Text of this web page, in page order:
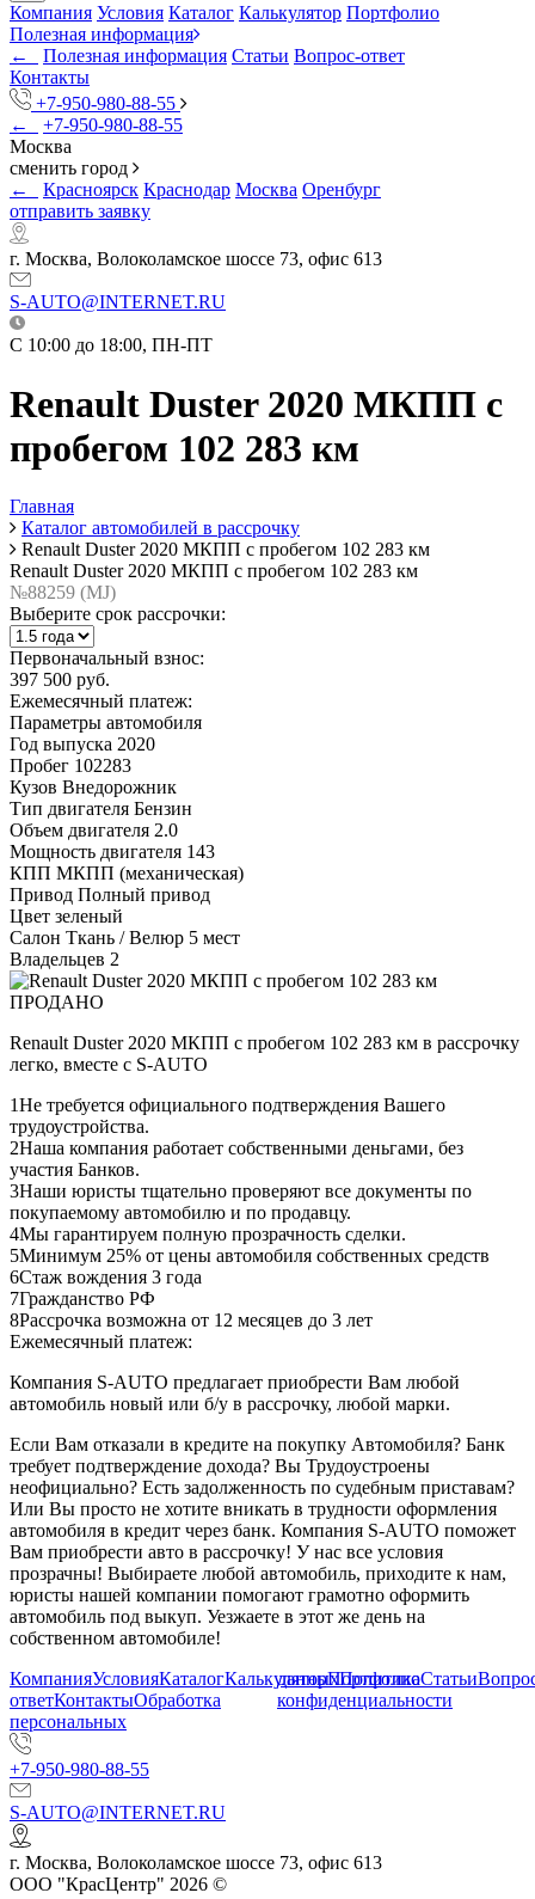
Компания Условия Каталог Калькулятор Портфолио
Полезная информация
←
Полезная информация Статьи Вопрос-ответ
Контакты
+7-950-980-88-55
←
+7-950-980-88-55
Москва
сменить город
←
Красноярск Краснодар Москва Оренбург
отправить заявку
г. Москва, Волоколамское шоссе 73, офис 613
S-AUTO@INTERNET.RU
C 10:00 до 18:00, ПН-ПТ
Renault Duster 2020 МКПП с
пробегом 102 283 км
Главная
Каталог автомобилей в рассрочку
Renault Duster 2020 МКПП с пробегом 102 283 км
Renault Duster 2020 МКПП с пробегом 102 283 км
№88259 (МJ)
Выберите срок рассрочки:
Первоначальный взнос:
397 500 руб.
Ежемесячный платеж:
Параметры автомобиля
Год выпуска 2020
Пробег 102283
Кузов Внедорожник
Тип двигателя Бензин
Объем двигателя 2.0
Мощность двигателя 143
КПП МКПП (механическая)
Привод Полный привод
Цвет зеленый
Салон Ткань / Велюр 5 мест
Владельцев 2
ПРОДАНО
Renault Duster 2020 МКПП с пробегом 102 283 км в рассрочку
легко, вместе с S-AUTO
1Не требуется официального подтверждения Вашего
трудоустройства.
2Наша компания работает собственными деньгами, без
участия Банков.
3Наши юристы тщательно проверяют все документы по
покупаемому автомобилю и по продавцу.
4Мы гарантируем полную прозрачность сделки.
5Минимум 25% от цены автомобиля собственных средств
6Стаж вождения 3 года
7Гражданство РФ
8Рассрочка возможна от 12 месяцев до 3 лет
Ежемесячный платеж:
Компания S-AUTO предлагает приобрести Вам любой
автомобиль новый или б/у в рассрочку, любой марки.
Если Вам отказали в кредите на покупку Автомобиля? Банк
требует подтверждение дохода? Вы Трудоустроены
неофициально? Есть задолженность по судебным приставам?
Или Вы просто не хотите вникать в трудности оформления
автомобиля в кредит через банк. Компания S-AUTO поможет
Вам приобрести авто в рассрочку! У нас все условия
прозрачны! Выбираете любой автомобиль, приходите к нам,
юристы нашей компании помогают грамотно оформить
автомобиль под выкуп. Уезжаете в этот же день на
собственном автомобиле!
КомпанияУсловияКаталогКалькуляторПортфолиоСтатьи
ответКонтактыОбработка
персональных
данныхПолитика
конфиденциальности
+7-950-980-88-55
S-AUTO@INTERNET.RU
г. Москва, Волоколамское шоссе 73, офис 613
ООО "КрасЦентр" 2026 ©